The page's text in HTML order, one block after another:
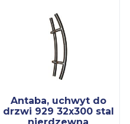
Antaba, uchwyt do
drzwi 929 32x300 stal